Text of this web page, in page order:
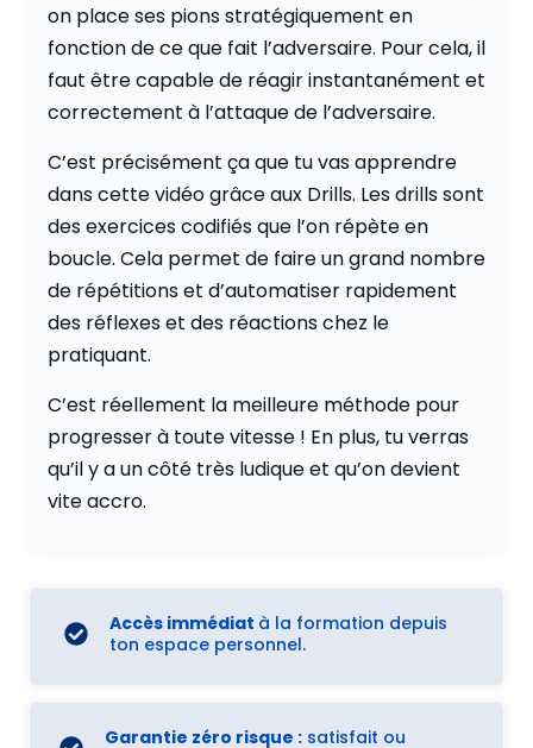
on place ses pions stratégiquement en
fonction de ce que fait l’adversaire. Pour cela, il
faut être capable de réagir instantanément et
correctement à l’attaque de l’adversaire.
C’est précisément ça que tu vas apprendre
dans cette vidéo grâce aux Drills. Les drills sont
des exercices codifiés que l’on répète en
boucle. Cela permet de faire un grand nombre
de répétitions et d’automatiser rapidement
des réflexes et des réactions chez le
pratiquant.
C’est réellement la meilleure méthode pour
progresser à toute vitesse ! En plus, tu verras
qu’il y a un côté très ludique et qu’on devient
vite accro.
Accès immédiat à la formation depuis
ton espace personnel.
Garantie zéro risque : satisfait ou